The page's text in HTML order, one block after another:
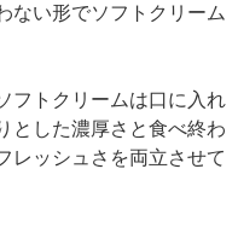
ない形でソフトクリーム
フトクリームは口に入れ
とした濃厚さと食べ終わ
レッシュさを両立させて